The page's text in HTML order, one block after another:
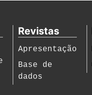
Revistas
Apresentação
Base de
dados